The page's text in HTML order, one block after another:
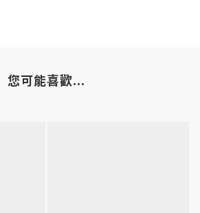
您可能喜歡...